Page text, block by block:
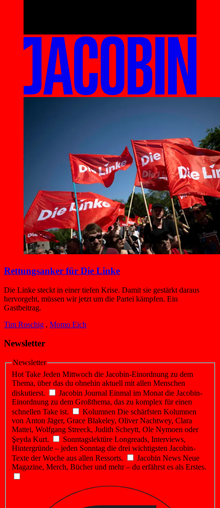
Rettungsanker für Die Linke
Die Linke steckt in einer tiefen Krise. Damit sie gestärkt daraus
hervorgeht, müssen wir jetzt um die Partei kämpfen. Ein
Gastbeitrag.
Tim Roschig , Momo Eich
Newsletter
Newsletter
Hot Take Jeden Mittwoch die Jacobin-Einordnung zu dem
Thema, über das du ohnehin aktuell mit allen Menschen
diskutierst.
Jacobin Journal Einmal im Monat die Jacobin-
Einordnung zu dem Großthema, das zu komplex für einen
schnellen Take ist.
Kolumnen Die schärfsten Kolumnen
von Anton Jäger, Grace Blakeley, Oliver Nachtwey, Clara
Mattei, Wolfgang Streeck, Judith Scheytt, Ole Nymoen oder
Şeyda Kurt.
Sonntagslektüre Longreads, Interviews,
Hintergründe – jeden Sonntag die drei wichtigsten Jacobin-
Texte der Woche aus allen Ressorts.
Jacobin News Neue
Magazine, Merch, Bücher und mehr – du erfährst es als Erstes.